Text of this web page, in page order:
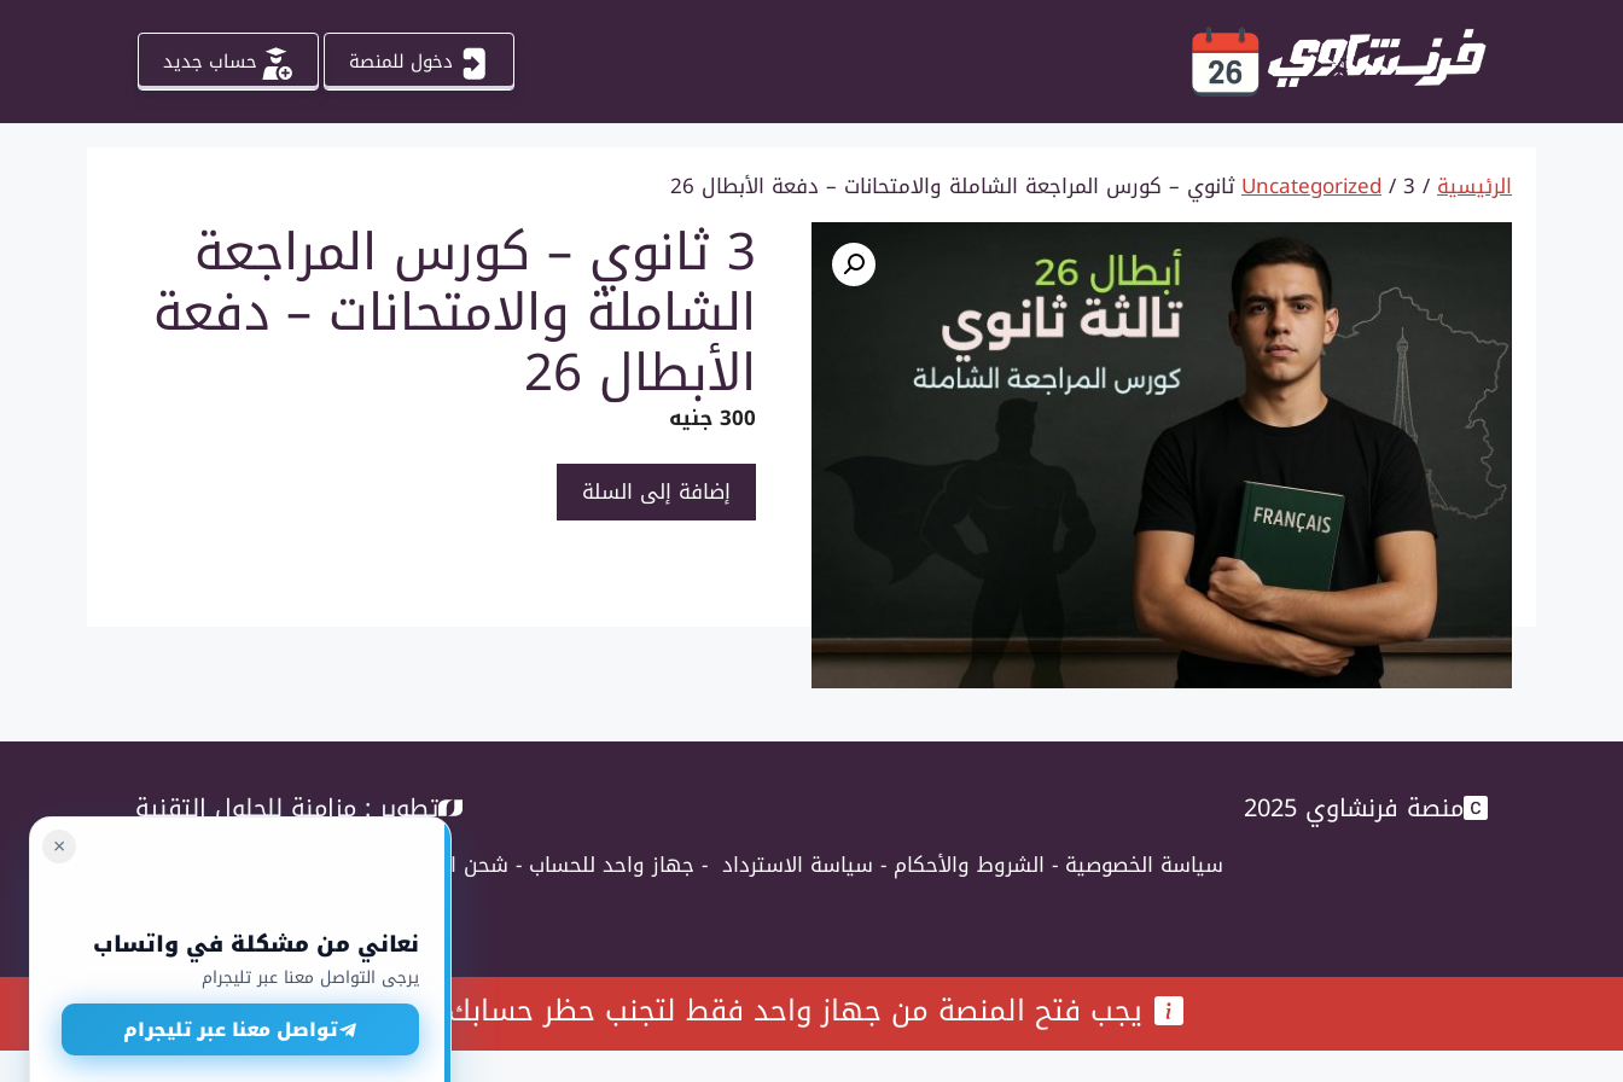
دخول للمنصة حساب جديد
الرئيسية/
Uncategorized/ 3 ثانوي – كورس المراجعة الشاملة والامتحانات – دفعة الأبطال 26
3 ثانوي – كورس المراجعة
الشاملة والامتحانات – دفعة
الأبطال 26
300جنيه
كمية
دفعة
إضافة إلى السلة
منصة فرنشاوي 2025 تطوير :مزامنة للحلول التقنية
سياسة الخصوصية - الشروط والأحكام - سياسة الاسترداد - جهاز واحد للحساب - شحن الرصيد
يجب فتح المنصة من جهاز واحد فقط لتجنب حظر حسابك.
×
نعاني من مشكلة في واتساب
يرجى التواصل معنا عبر تليجرام
تواصل معنا عبر تليجرام